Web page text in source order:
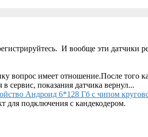
И вообще эти датчики
вопрос имеет отношение.После того
сервис, показания датчика вернул...
Андроид 6*128 Гб с чипом
для подключения с кандекодером.